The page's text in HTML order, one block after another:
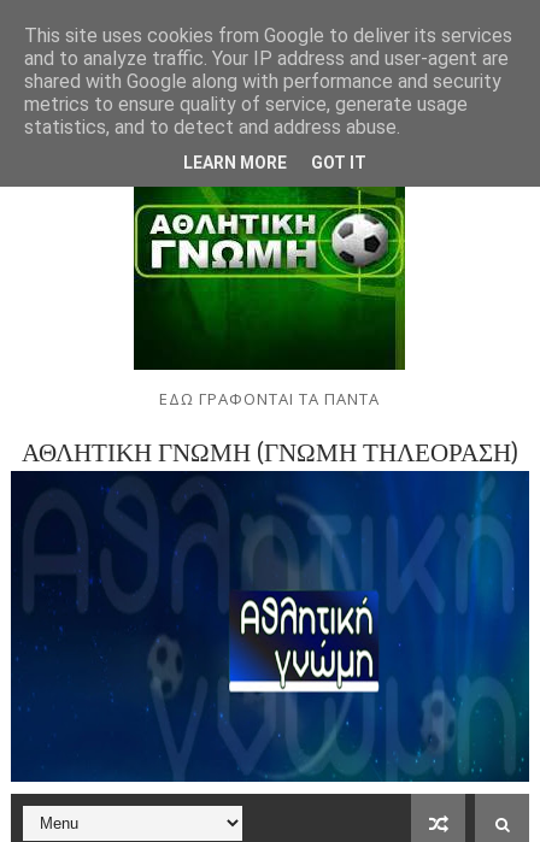
ΕΔΩ ΓΡΑΦΟΝΤΑΙ ΤΑ ΠΑΝΤΑ
ΑΘΛΗΤΙΚΗ ΓΝΩΜΗ (ΓΝΩΜΗ ΤΗΛΕΟΡΑΣΗ)
This site uses cookies from Google to deliver its services
and to analyze traffic. Your IP address and user-agent are
shared with Google along with performance and security
metrics to ensure quality of service, generate usage
statistics, and to detect and address abuse.
LEARN MORE GOT IT